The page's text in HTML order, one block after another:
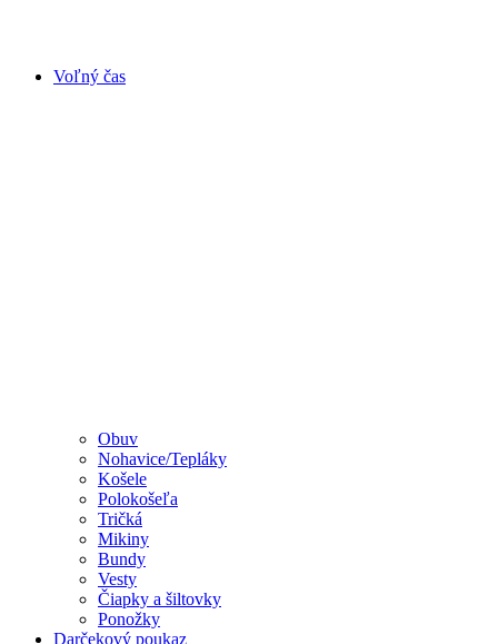
Voľný čas
Obuv
Nohavice/Tepláky
Košele
Polokošeľa
Tričká
Mikiny
Bundy
Vesty
Čiapky a šiltovky
Ponožky
Darčekový poukaz